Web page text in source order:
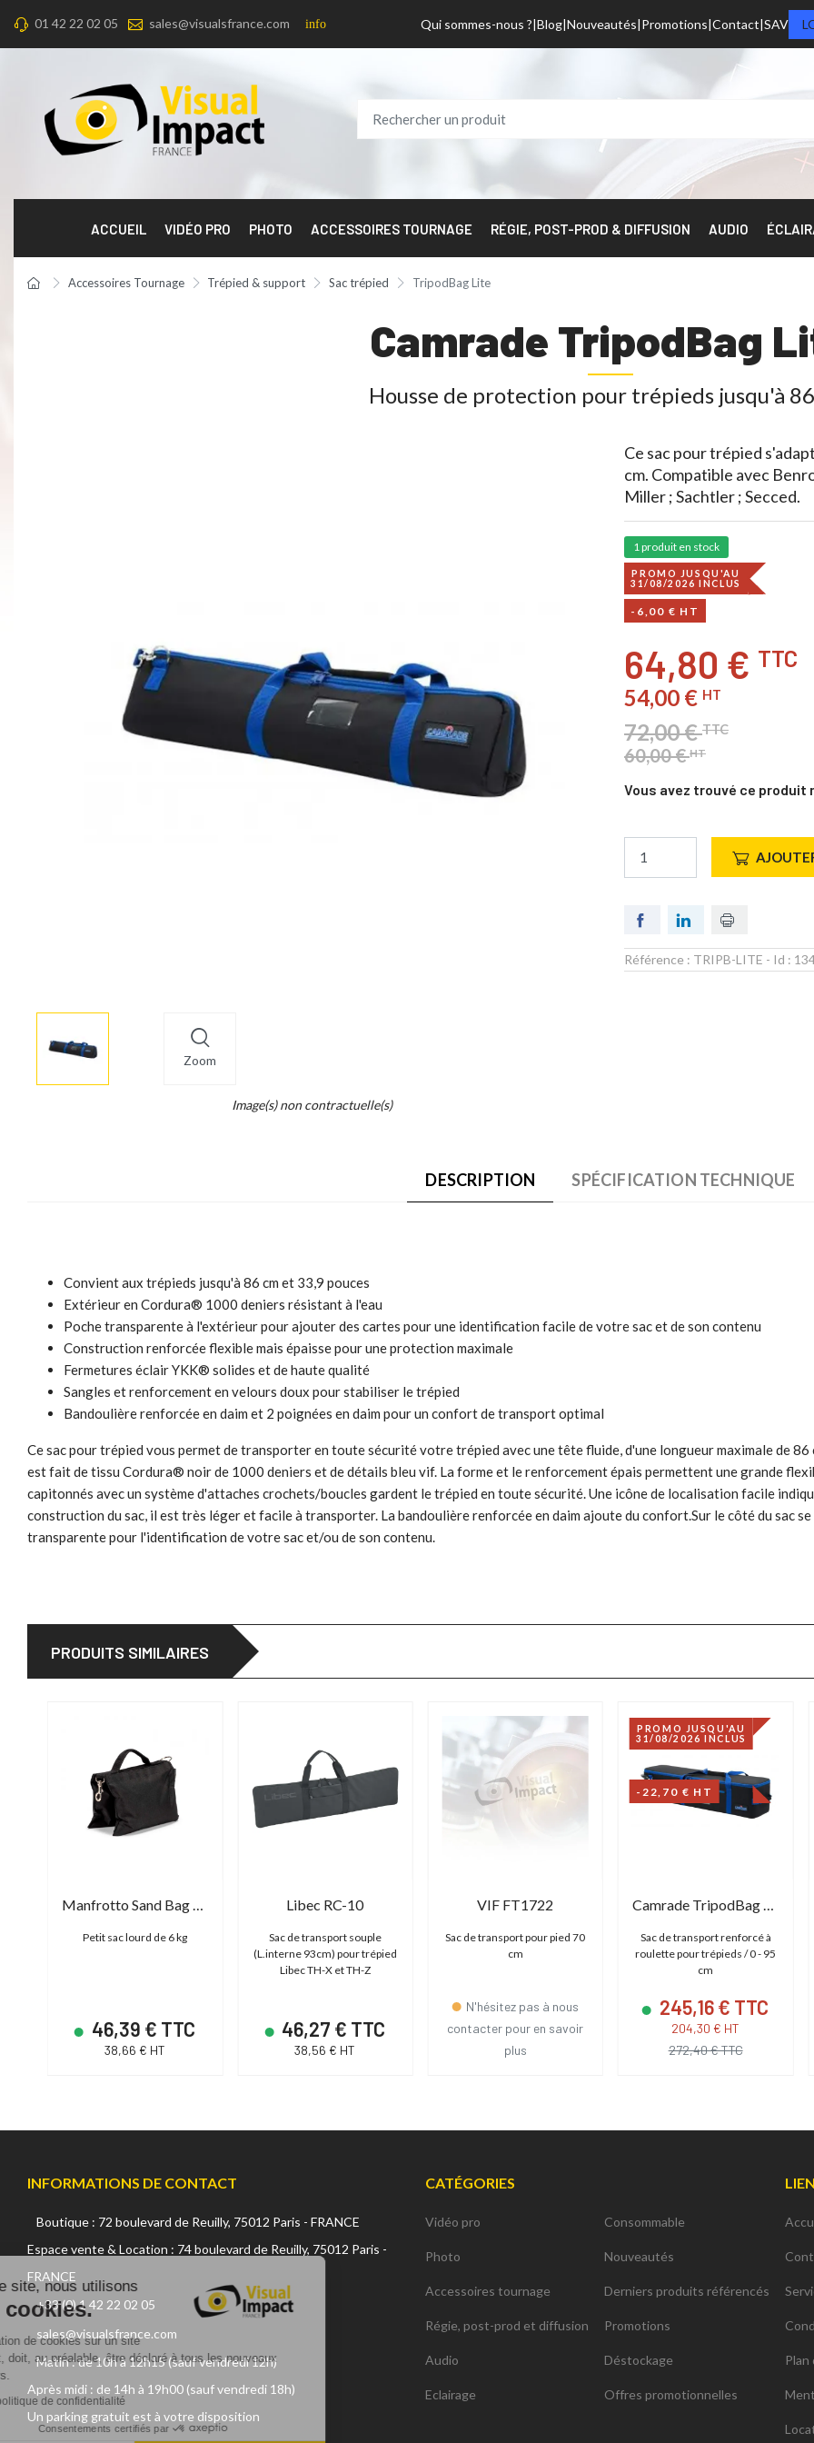
01 42 22 02 05 sales@visualsfrance.com info Qui sommes-nous ? Blog Nouveautés Promotions Contact SAV
ACCUEIL VIDÉO PRO PHOTO ACCESSOIRES TOURNAGE RÉGIE, POST-PROD & DIFFUSION AUDIO
Accessoires Tournage Trépied & support Sac trépied TripodBag Lite
Camrade TripodBag
Housse de protection pour trépieds jusqu'à
Zoom
More
info
Image(s) non contractuelle(s)
Ce sac pour trépied
cm. Compatible avec
Miller ; Sachtler ; Secced.
1 produit en stock
PROMO JUSQU'AU
31/08/2026 INCLUS
-6,00 € HT
64,80 € TTC
54,00 € HT
72,00 €TTC
60,00 €HT
Vous avez trouvé ce produit
Référence : TRIPB-LITE - Id :
DESCRIPTION SPÉCIFICATION TECHNIQUE
Convient aux trépieds jusqu'à 86 cm et 33,9 pouces
Extérieur en Cordura® 1000 deniers résistant à l'eau
Poche transparente à l'extérieur pour ajouter des cartes pour une identification facile de votre sac et de son contenu
Construction renforcée flexible mais épaisse pour une protection maximale
Fermetures éclair YKK® solides et de haute qualité
Sangles et renforcement en velours doux pour stabiliser le trépied
Bandoulière renforcée en daim et 2 poignées en daim pour un confort de transport optimal
Ce sac pour trépied vous permet de transporter en toute sécurité votre trépied avec une tête fluide, d'une longueur maximale de 86
est fait de tissu Cordura® noir de 1000 deniers et de détails bleu vif. La forme et le renforcement épais permettent une grande
capitonnés avec un système d'attaches crochets/boucles gardent le trépied en toute sécurité. Une icône de localisation facile
construction du sac, il est très léger et facile à transporter. La bandoulière renforcée en daim ajoute du confort.Sur le côté du sac
transparente pour l'identification de votre sac et/ou de son contenu.
PRODUITS SIMILAIRES
Manfrotto Sand Bag Small 6kg
Petit sac lourd de 6 kg
46,39 € TTC
38,66 € HT
Libec RC-10
Sac de transport souple
(L.interne 93cm) pour trépied
Libec TH-X et TH-Z
46,27 € TTC
38,56 € HT
VIF FT1722
Sac de transport pour pied 70
cm
N'hésitez pas à nous
contacter pour en savoir
plus
PROMO JUSQU'AU
31/08/2026 INCLUS
-22,70 € HT
Camrade TripodBag Traveler
Sac de transport renforcé à
roulette pour trépieds / 0 - 95
cm
245,16 € TTC
204,30 € HT
272,40 € TTC
INFORMATIONS DE CONTACT
Boutique : 72 boulevard de Reuilly, 75012 Paris - FRANCE
Espace vente & Location : 74 boulevard de Reuilly, 75012 Paris -
FRANCE
+33 (0) 1 42 22 02 05
sales@visualsfrance.com
Matin : de 10h à 12h15 (sauf vendredi 12h)
Après midi : de 14h à 19h00 (sauf vendredi 18h)
Un parking gratuit est à votre disposition
CATÉGORIES
Vidéo pro
Photo
Accessoires tournage
Régie, post-prod et diffusion
Audio
Eclairage
Consommable
Nouveautés
Derniers produits référencés
Promotions
Déstockage
Offres promotionnelles
Plan
Sur ce site, nous utilisons
des cookies.
L'utilisation de cookies sur un site
internet, doit, au préalable, être déclaré à tous les nouveaux
Lire la politique de confidentialité
Consentements certifiés par